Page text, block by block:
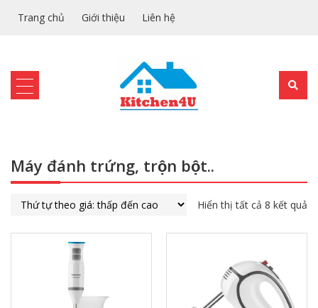
Trang chủ Giới thiệu Liên hệ
Máy đánh trứng, trộn bột..
Hiển thị tất cả 8 kết quả